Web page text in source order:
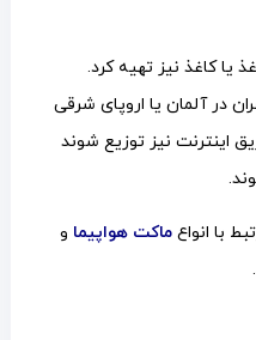
یا کاغذ نیز تهیه کرد.
در آلمان یا اروپای شرقی
اینترنت نیز توزیع شوند
با انواع ماکت هواپیما و